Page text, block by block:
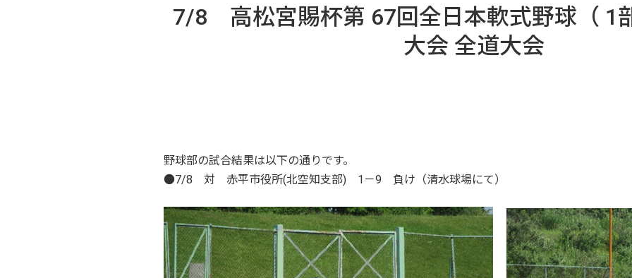
7/8 高松宮賜杯第 67回全日本軟式野球（ 1
大会 全道大会
野球部の試合結果は以下の通りです。
●7/8 対 赤平市役所(北空知支部) 1－9 負け（清水球場にて）